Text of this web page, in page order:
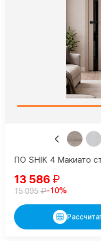
ПО SHIK 4 Макиато
13 586 ₽
15 095₽-10%